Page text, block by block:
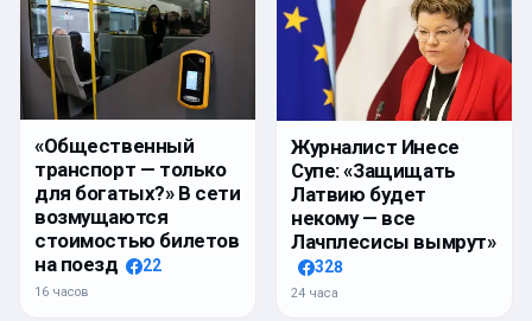
«Общественный
транспорт — только
для богатых?» В сети
возмущаются
стоимостью билетов
на поезд
22
16 часов
Журналист Инесе
Супе: «Защищать
Латвию будет
некому — все
Лачплесисы вымрут»
328
24 часа